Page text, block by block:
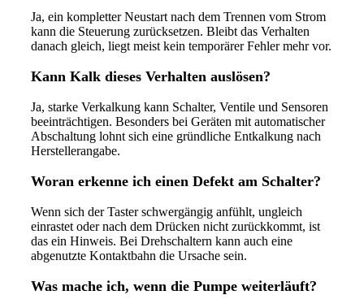
Ja, ein kompletter Neustart nach dem Trennen vom Strom
kann die Steuerung zurücksetzen. Bleibt das Verhalten
danach gleich, liegt meist kein temporärer Fehler mehr vor.
Kann Kalk dieses Verhalten auslösen?
Ja, starke Verkalkung kann Schalter, Ventile und Sensoren
beeinträchtigen. Besonders bei Geräten mit automatischer
Abschaltung lohnt sich eine gründliche Entkalkung nach
Herstellerangabe.
Woran erkenne ich einen Defekt am Schalter?
Wenn sich der Taster schwergängig anfühlt, ungleich
einrastet oder nach dem Drücken nicht zurückkommt, ist
das ein Hinweis. Bei Drehschaltern kann auch eine
abgenutzte Kontaktbahn die Ursache sein.
Was mache ich, wenn die Pumpe weiterläuft?